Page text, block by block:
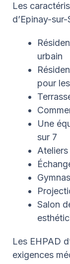
Les
d’Epinay-
urbain
pour
Une
sur 7
Salon
Les EHPAD
exigences